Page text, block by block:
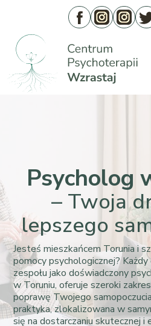
Psycholog
– Twoja
lepszego
Jesteś mieszkańcem Torunia i
pomocy psychologicznej? Każdy
zespołu jako doświadczony
w Toruniu, oferuje szeroki
poprawę Twojego
praktyka, zlokalizowana w
się na dostarczaniu skutecznej i